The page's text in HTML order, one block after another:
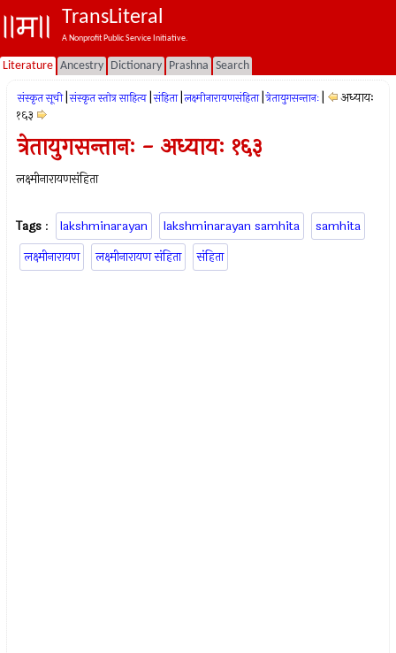
TransLiteral
A Nonprofit Public Service Initiative.
Literature Ancestry Dictionary Prashna Search
संस्कृत सूची संस्कृत स्तोत्र साहित्य संहिता लक्ष्मीनारायणसंहिता त्रेतायुगसन्तानः
अध्यायः
१६३
त्रेतायुगसन्तानः - अध्यायः १६३
लक्ष्मीनारायणसंहिता
Tags : lakshminarayan lakshminarayan samhita
samhita
लक्ष्मीनारायण
लक्ष्मीनारायण संहिता संहिता